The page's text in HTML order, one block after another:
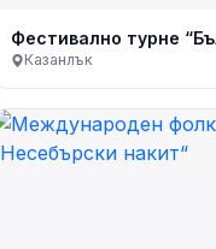
Фестивално турне
Казанлък